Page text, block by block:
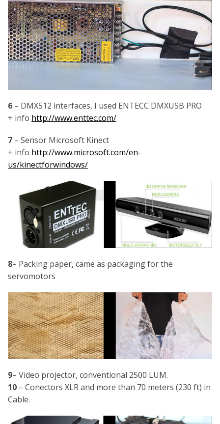
6 – DMX512 interfaces, I used ENTECC DMXUSB PRO
+ info http://www.enttec.com/
7 – Sensor Microsoft Kinect
+ info http://www.microsoft.com/en-
us/kinectforwindows/
8– Packing paper, came as packaging for the
servomotors
9– Video projector, conventional 2500 LUM.
10 – Conectors XLR and more than 70 meters (230 ft) in
Cable.